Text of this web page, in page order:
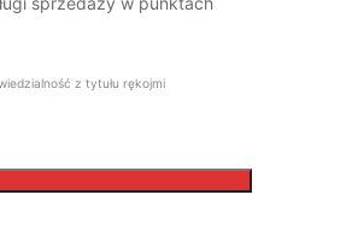
z tytułu rękojmi